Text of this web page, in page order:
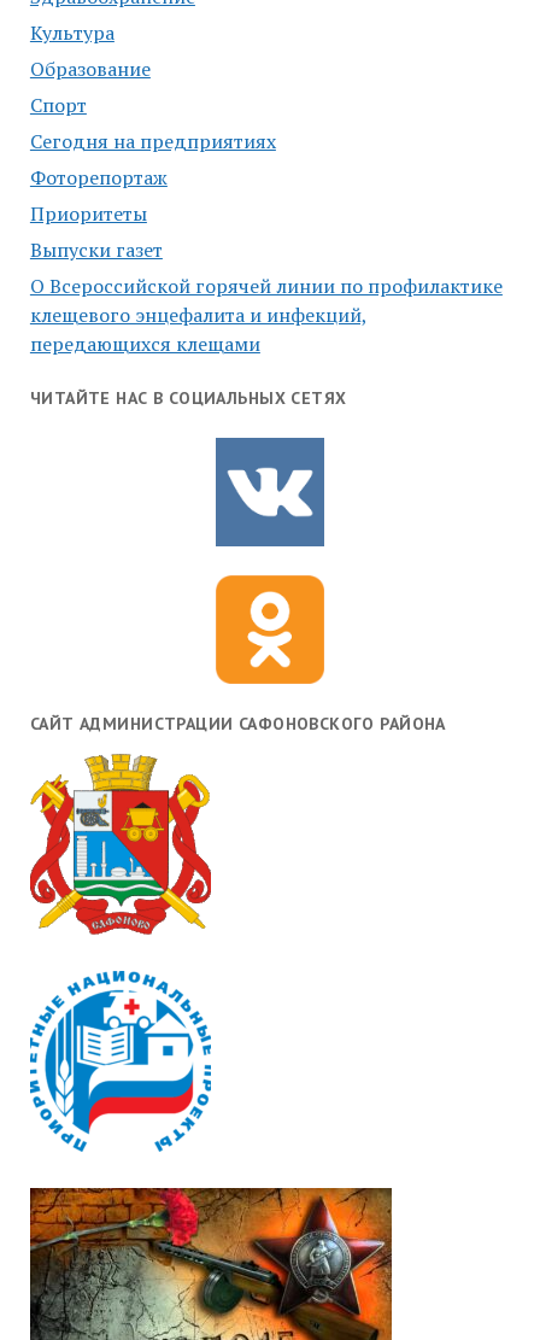
Культура
Образование
Спорт
Сегодня на предприятиях
Фоторепортаж
Приоритеты
Выпуски газет
О Всероссийской горячей линии по профилактике
клещевого энцефалита и инфекций,
передающихся клещами
ЧИТАЙТЕ НАС В СОЦИАЛЬНЫХ СЕТЯХ
САЙТ АДМИНИСТРАЦИИ САФОНОВСКОГО РАЙОНА